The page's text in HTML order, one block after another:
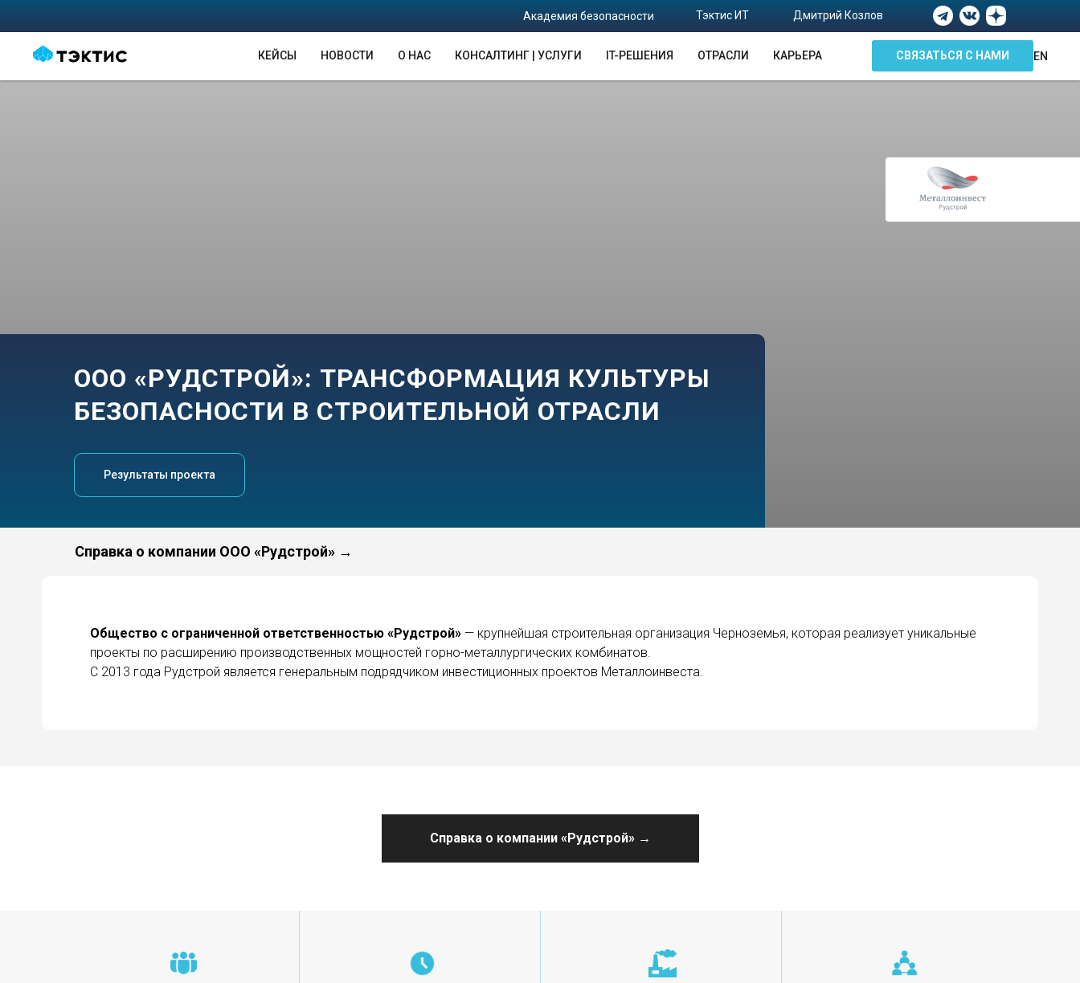
Дмитрий Козлов
Тэктис ИТ
Академия безопасности
КЕЙСЫ НОВОСТИ О НАС КОНСАЛТИНГ | УСЛУГИ IT-РЕШЕНИЯ ОТРАСЛИ КАРЬЕРА СВЯЗАТЬСЯ С НАМИ EN
ООО «РУДСТРОЙ»: ТРАНСФОРМАЦИЯ КУЛЬТУРЫ
БЕЗОПАСНОСТИ В СТРОИТЕЛЬНОЙ ОТРАСЛИ
Результаты проекта
Справка о компании ООО «Рудстрой» →
Общество с ограниченной ответственностью «Рудстрой» — крупнейшая строительная организация Черноземья, которая реализует уникальные
проекты по расширению производственных мощностей горно-металлургических комбинатов.
С 2013 года Рудстрой является генеральным подрядчиком инвестиционных проектов Металлоинвеста.
Справка о компании «Рудстрой» →